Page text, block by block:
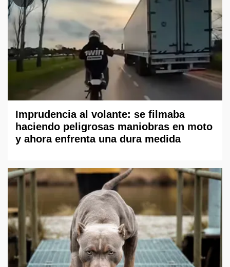
Imprudencia al volante: se filmaba
haciendo peligrosas maniobras en moto
y ahora enfrenta una dura medida